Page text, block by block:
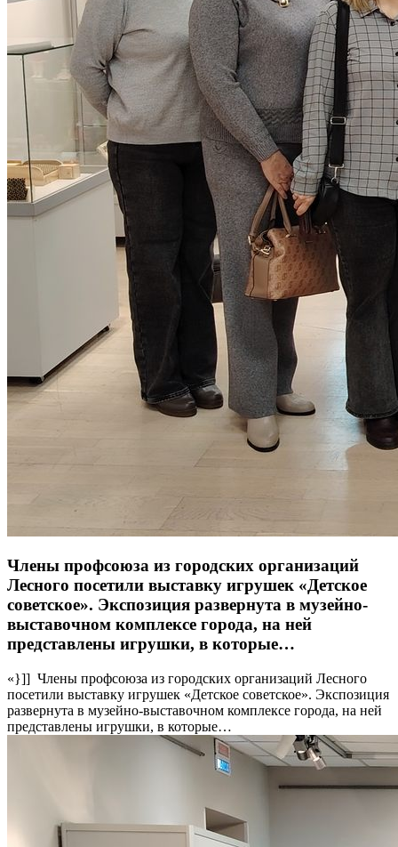
Члены профсоюза из городских организаций
Лесного посетили выставку игрушек «Детское
советское». Экспозиция развернута в музейно-
выставочном комплексе города, на ней
представлены игрушки, в которые…
«}]] Члены профсоюза из городских организаций Лесного
посетили выставку игрушек «Детское советское». Экспозиция
развернута в музейно-выставочном комплексе города, на ней
представлены игрушки, в которые…